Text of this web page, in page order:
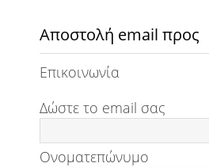
Αποστολή email προς
Επικοινωνία
Δώστε το email σας
Ονοματεπώνυμο